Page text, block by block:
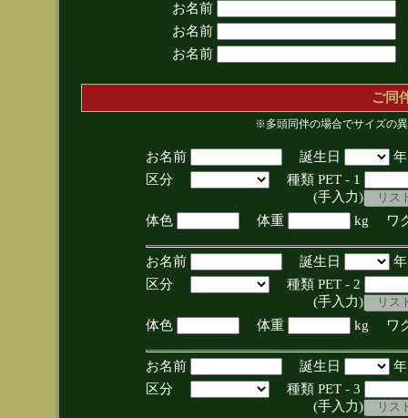
お名前
お名前
お名前
ご同
※多頭同伴の場合でサイズの
お名前 誕生日
区分
種類 PET - 1
(手入力)
体色
体重 kg ワ
お名前 誕生日
区分
種類 PET - 2
(手入力)
体色
体重 kg ワ
お名前 誕生日
区分
種類 PET - 3
(手入力)